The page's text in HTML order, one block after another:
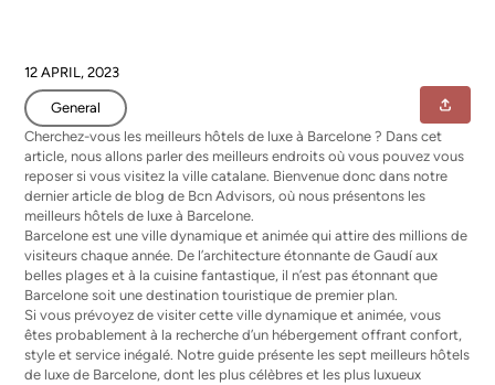
12 APRIL, 2023
General
Cherchez-vous les meilleurs hôtels de luxe à Barcelone ? Dans cet
article, nous allons parler des meilleurs endroits où vous pouvez vous
reposer si vous visitez la ville catalane. Bienvenue donc dans notre
dernier article de blog de Bcn Advisors, où nous présentons les
meilleurs hôtels de luxe à Barcelone.
Barcelone est une ville dynamique et animée qui attire des millions de
visiteurs chaque année. De l’architecture étonnante de Gaudí aux
belles plages et à la cuisine fantastique, il n’est pas étonnant que
Barcelone soit une destination touristique de premier plan.
Si vous prévoyez de visiter cette ville dynamique et animée, vous
êtes probablement à la recherche d’un hébergement offrant confort,
style et service inégalé. Notre guide présente les sept meilleurs hôtels
de luxe de Barcelone, dont les plus célèbres et les plus luxueux